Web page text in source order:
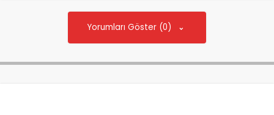
Yorumları Göster (0)